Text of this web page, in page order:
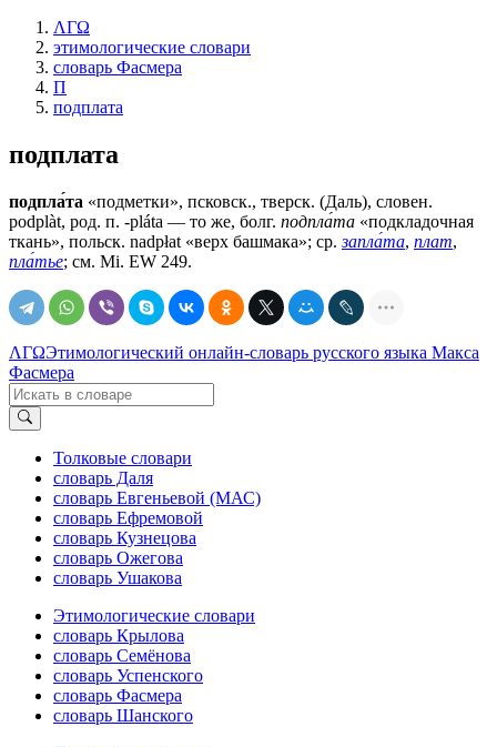
ΛΓΩ
этимологические словари
словарь Фасмера
П
подплата
подплата
подпла́та «подметки», псковск., тверск. (Даль), словен.
podplàt, род. п. -pláta — то же, болг. подпла́та «подкладочная
ткань», польск. nаdрłаt «верх башмака»; ср.запла́та, плат,
пла́тье; см. Мi. ЕW 249.
ΛΓΩЭтимологический онлайн-словарь русского языка Макса
Фасмера
Толковые словари
словарь Даля
словарь Евгеньевой (МАС)
словарь Ефремовой
словарь Кузнецова
словарь Ожегова
словарь Ушакова
Этимологические словари
словарь Крылова
словарь Семёнова
словарь Успенского
словарь Фасмера
словарь Шанского